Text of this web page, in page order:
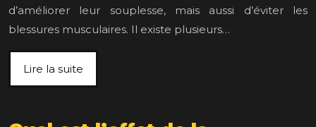
d’améliorer leur souplesse, mais aussi d’éviter les
blessures musculaires. Il existe plusieurs…
Lire la suite